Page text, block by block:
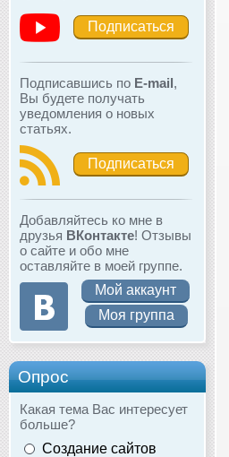
Подписаться
Подписавшись по E-mail,
Вы будете получать
уведомления о новых
статьях.
Подписаться
Добавляйтесь ко мне в
друзья ВКонтакте! Отзывы
о сайте и обо мне
оставляйте в моей группе.
Мой аккаунт
Моя группа
Опрос
Какая тема Вас интересует
больше?
Создание сайтов